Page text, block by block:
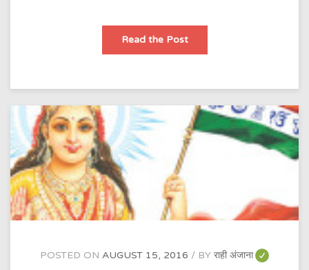
Read the Postpride
‘tiranga’
POSTED ONAUGUST 15, 2016 BYराही अंजाना